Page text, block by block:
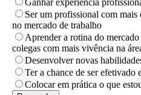
Ser um profissional com mais
no mercado de trabalho
Aprender a rotina do
colegas com mais vivência na
Desenvolver novas
Ter a chance de ser efetivado
Colocar em prática o que